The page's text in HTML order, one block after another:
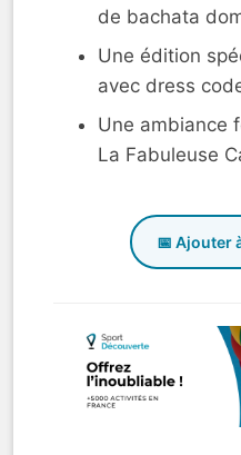
de bachata
Une édition
avec dress
Une ambiance
La Fabuleuse
📅 Ajouter